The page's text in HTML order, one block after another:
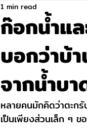
ก๊อกน้ำแ
บอกว่าบ้
จากน้ำบา
1 min read
หลายคนมักคิดว่าตะก
เป็นเพียงส่วนเล็ก ๆ ข